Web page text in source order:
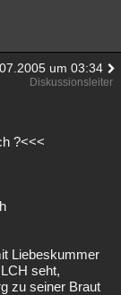
um 03:34
Diskussionsleiter
?<<<
Liebeskummer
seht,
zu seiner Braut